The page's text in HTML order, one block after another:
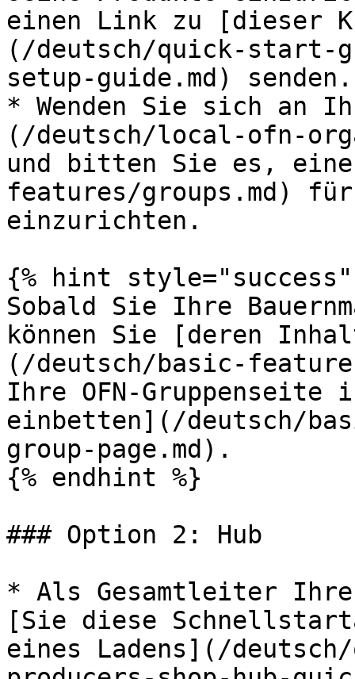
einen Link zu [dieser
(/deutsch/quick-start-
setup-guide.md) senden.
* Wenden Sie sich an
(/deutsch/local-ofn-
und bitten Sie es,
features/groups.md)
einzurichten.
{% hint style="success"
Sobald Sie Ihre
können Sie [deren
(/deutsch/basic-
Ihre OFN-
einbetten](/deutsch/
group-page.md).
{% endhint %}
### Option 2: Hub
* Als Gesamtleiter
[Sie diese
eines Ladens](/